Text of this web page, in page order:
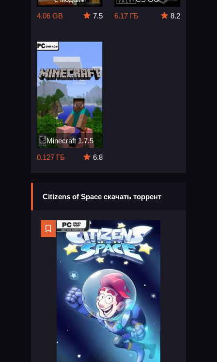
4.06 GB
7.5
6.17 ГБ
8.2
Minecraft 1.7.5
0.127 ГБ
6.8
Citizens of Space скачать торрент